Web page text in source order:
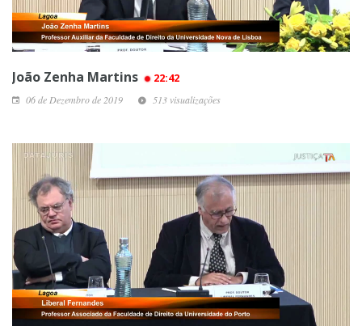
João Zenha Martins 22:42
06 de Dezembro de 2019 513 visualizações